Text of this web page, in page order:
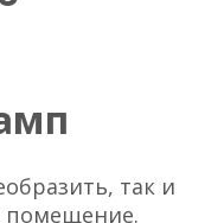
так и
помещение.